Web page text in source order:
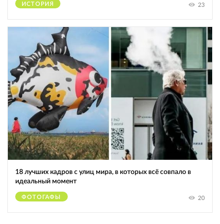
ИСТОРИЯ 23
18 лучших кадров с улиц мира, в которых всё совпало в
идеальный момент
ФОТОГАФЫ 20